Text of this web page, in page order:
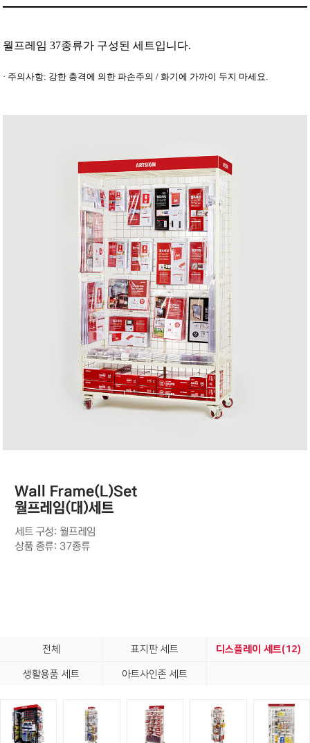
월프레임 37종류가 구성된 세트입니다.
· 주의사항: 강한 충격에 의한 파손주의 / 화기에 가까이 두지 마세요.
전체 표지판 세트 디스플레이 세트(12)
생활용품 세트 아트사인존 세트